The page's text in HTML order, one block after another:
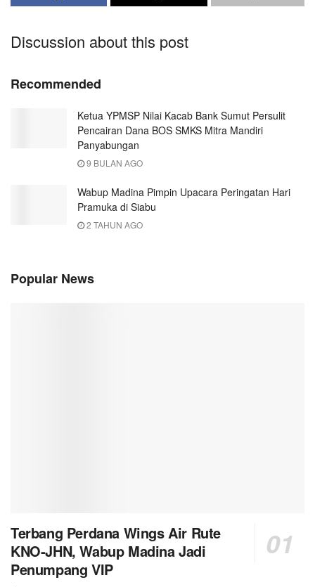
Discussion about this post
Recommended
Ketua YPMSP Nilai Kacab Bank Sumut Persulit
Pencairan Dana BOS SMKS Mitra Mandiri
Panyabungan
9 BULAN AGO
Wabup Madina Pimpin Upacara Peringatan Hari
Pramuka di Siabu
2 TAHUN AGO
Popular News
Terbang Perdana Wings Air Rute
KNO-JHN, Wabup Madina Jadi
Penumpang VIP